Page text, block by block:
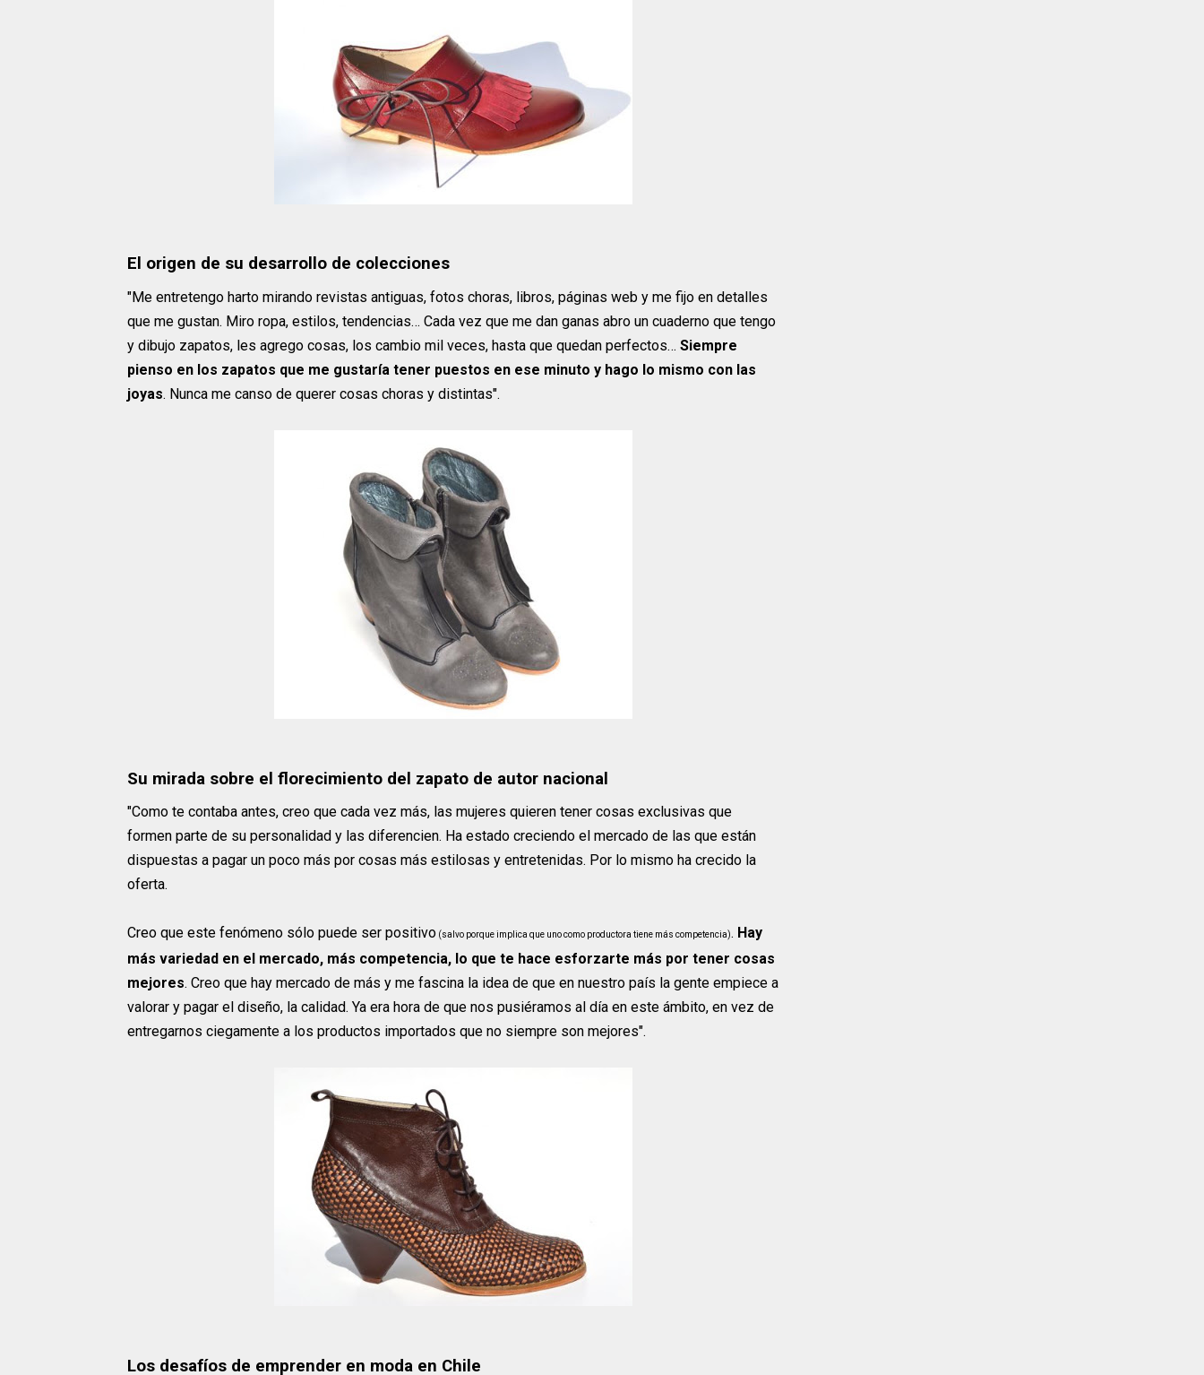
El origen de su desarrollo de colecciones
"Me entretengo harto mirando revistas antiguas, fotos choras, libros, páginas web y me fijo en detalles
que me gustan. Miro ropa, estilos, tendencias… Cada vez que me dan ganas abro un cuaderno que tengo
y dibujo zapatos, les agrego cosas, los cambio mil veces, hasta que quedan perfectos… Siempre
pienso en los zapatos que me gustaría tener puestos en ese minuto y hago lo mismo con las
joyas. Nunca me canso de querer cosas choras y distintas".
Su mirada sobre el florecimiento del zapato de autor nacional
"Como te contaba antes, creo que cada vez más, las mujeres quieren tener cosas exclusivas que
formen parte de su personalidad y las diferencien. Ha estado creciendo el mercado de las que están
dispuestas a pagar un poco más por cosas más estilosas y entretenidas. Por lo mismo ha crecido la
oferta.
Creo que este fenómeno sólo puede ser positivo (salvo porque implica que uno como productora tiene más competencia). Hay
más variedad en el mercado, más competencia, lo que te hace esforzarte más por tener cosas
mejores. Creo que hay mercado de más y me fascina la idea de que en nuestro país la gente empiece a
valorar y pagar el diseño, la calidad. Ya era hora de que nos pusiéramos al día en este ámbito, en vez de
entregarnos ciegamente a los productos importados que no siempre son mejores".
Los desafíos de emprender en moda en Chile